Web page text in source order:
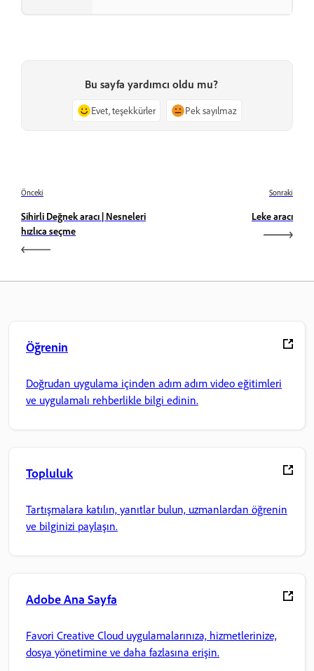
Bu sayfa yardımcı oldu mu?
Evet, teşekkürler Pek sayılmaz
Önceki
Sihirli Değnek aracı | Nesneleri
hızlıca seçme
Sonraki
Leke aracı
Öğrenin
Doğrudan uygulama içinden adım adım video eğitimleri
ve uygulamalı rehberlikle bilgi edinin.
Topluluk
Tartışmalara katılın, yanıtlar bulun, uzmanlardan öğrenin
ve bilginizi paylaşın.
Adobe Ana Sayfa
Favori Creative Cloud uygulamalarınıza, hizmetlerinize,
dosya yönetimine ve daha fazlasına erişin.